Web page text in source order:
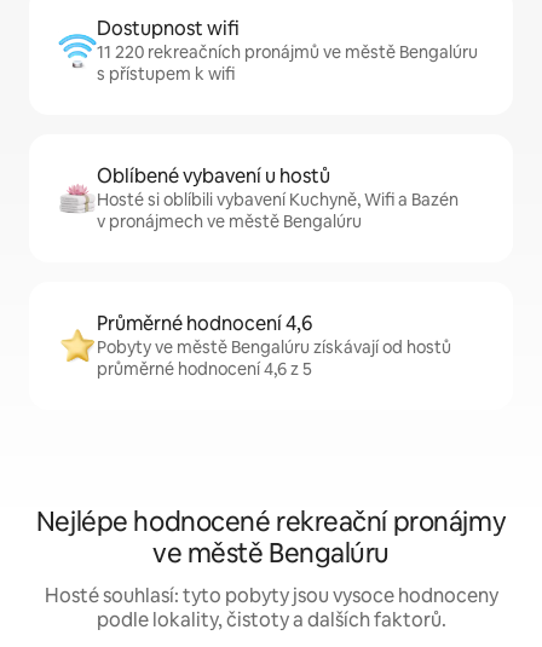
Dostupnost wifi
11 220 rekreačních pronájmů ve městě Bengalúru
s přístupem k wifi
Oblíbené vybavení u hostů
Hosté si oblíbili vybavení Kuchyně, Wifi a Bazén
v pronájmech ve městě Bengalúru
Průměrné hodnocení 4,6
Pobyty ve městě Bengalúru získávají od hostů
průměrné hodnocení 4,6 z 5
Nejlépe hodnocené rekreační pronájmy
ve městě Bengalúru
Hosté souhlasí: tyto pobyty jsou vysoce hodnoceny
podle lokality, čistoty a dalších faktorů.